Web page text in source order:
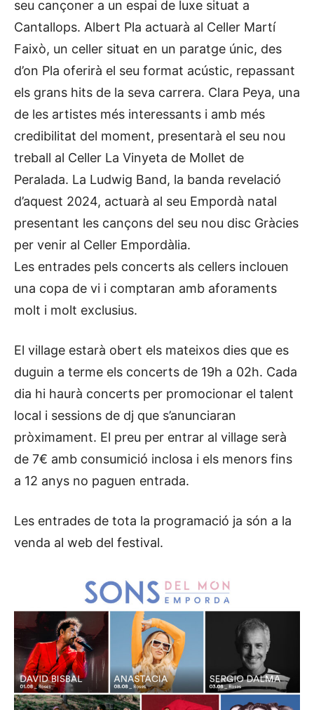
seu cançoner a un espai de luxe situat a
Cantallops. Albert Pla actuarà al Celler Martí
Faixò, un celler situat en un paratge únic, des
d’on Pla oferirà el seu format acústic, repassant
els grans hits de la seva carrera. Clara Peya, una
de les artistes més interessants i amb més
credibilitat del moment, presentarà el seu nou
treball al Celler La Vinyeta de Mollet de
Peralada. La Ludwig Band, la banda revelació
d’aquest 2024, actuarà al seu Empordà natal
presentant les cançons del seu nou disc Gràcies
per venir al Celler Empordàlia.
Les entrades pels concerts als cellers inclouen
una copa de vi i comptaran amb aforaments
molt i molt exclusius.
El village estarà obert els mateixos dies que es
duguin a terme els concerts de 19h a 02h. Cada
dia hi haurà concerts per promocionar el talent
local i sessions de dj que s’anunciaran
pròximament. El preu per entrar al village serà
de 7€ amb consumició inclosa i els menors fins
a 12 anys no paguen entrada.
Les entrades de tota la programació ja són a la
venda al web del festival.